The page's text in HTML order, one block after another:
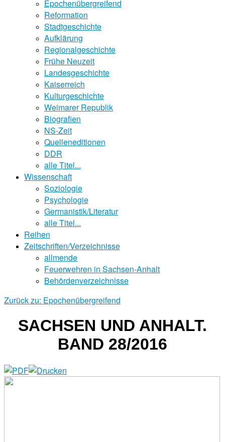
Epochenübergreifend
Reformation
Stadtgeschichte
Aufklärung
Regionalgeschichte
Frühe Neuzeit
Landesgeschichte
Kaiserreich
Kulturgeschichte
Weimarer Republik
Biografien
NS-Zeit
Quelleneditionen
DDR
alle Titel...
Wissenschaft
Soziologie
Psychologie
Germanistik/Literatur
alle Titel...
Reihen
Zeitschriften/Verzeichnisse
allmende
Feuerwehren in Sachsen-Anhalt
Behördenverzeichnisse
Zurück zu: Epochenübergreifend
SACHSEN UND ANHALT.
BAND 28/2016